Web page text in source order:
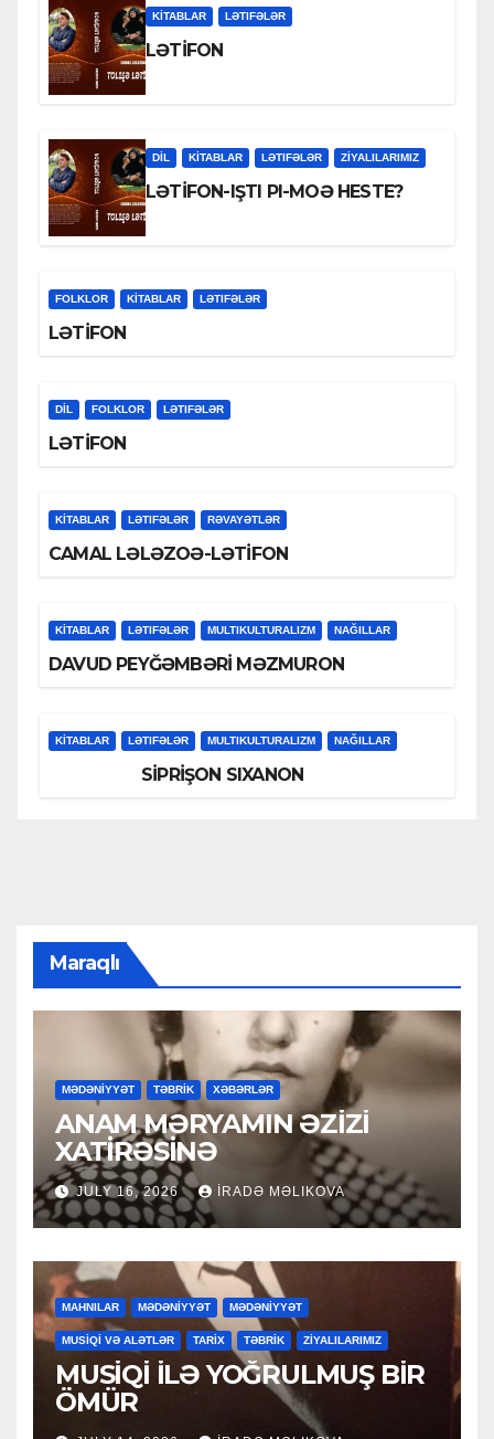
KİTABLAR LƏTIFƏLƏR
LƏTİFON
DİL KİTABLAR LƏTIFƏLƏR ZİYALILARIMIZ
LƏTİFON-IŞTI PI-MOƏ HESTE?
FOLKLOR KİTABLAR LƏTIFƏLƏR
LƏTİFON
DİL FOLKLOR LƏTIFƏLƏR
LƏTİFON
KİTABLAR LƏTIFƏLƏR RƏVAYƏTLƏR
CAMAL LƏLƏZOƏ-LƏTİFON
KİTABLAR LƏTIFƏLƏR MULTIKULTURALIZM NAĞILLAR
DAVUD PEYĞƏMBƏRİ MƏZMURON
KİTABLAR LƏTIFƏLƏR MULTIKULTURALIZM NAĞILLAR
SİPRİŞON SIXANON
Maraqlı
MƏDƏNİYYƏT TƏBRİK XƏBƏRLƏR
ANAM MƏRYAMIN ƏZİZİ
XATİRƏSİNƏ
JULY 16, 2026 İRADƏ MƏLIKOVA
MAHNILAR MƏDƏNİYYƏT MƏDƏNİYYƏT
MUSİQİ VƏ ALƏTLƏR TARİX TƏBRİK ZİYALILARIMIZ
MUSİQİ İLƏ YOĞRULMUŞ BİR
ÖMÜR